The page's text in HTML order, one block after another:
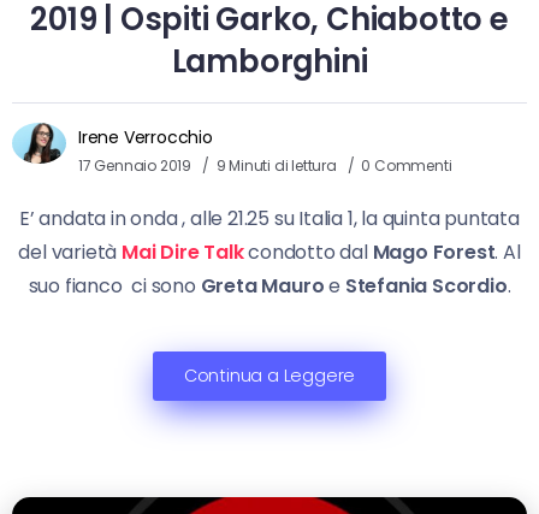
2019 | Ospiti Garko, Chiabotto e
Lamborghini
Irene Verrocchio
17 Gennaio 2019 9 Minuti di lettura 0 Commenti
E’ andata in onda , alle 21.25 su Italia 1, la quinta puntata
del varietà Mai Dire Talkcondotto dal Mago Forest. Al
suo fianco ci sono Greta Mauroe Stefania Scordio.
Continua a Leggere